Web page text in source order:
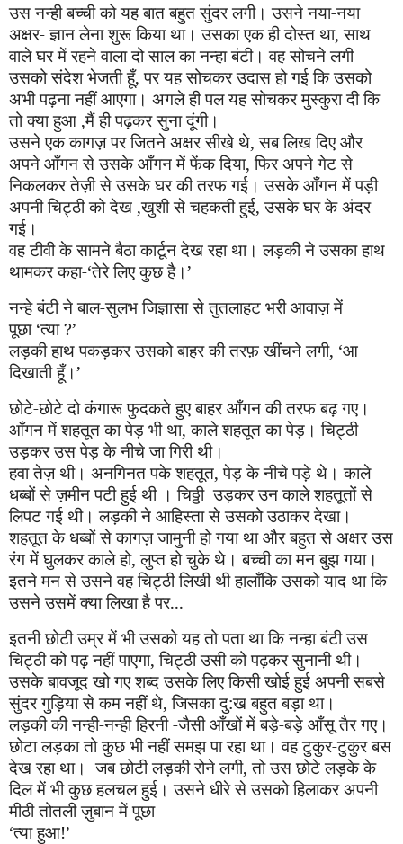
उस नन्ही बच्ची को यह बात बहुत सुंदर लगी। उसने नया-नया
अक्षर-ज्ञान लेना शुरू किया था। उसका एक ही दोस्त था,साथ
वाले घर में रहने वाला दो साल का नन्हा बंटी। वह सोचने लगी
उसको संदेश भेजती हूँ,पर यह सोचकर उदास हो गई कि उसको
अभी पढ़ना नहीं आएगा। अगले ही पल यह सोचकर मुस्कुरा दी कि
तो क्या हुआ ,मैं ही पढ़कर सुना दूंगी।
उसने एक कागज़ पर जितने अक्षर सीखे थे,सब लिख दिए और
अपने आँगन से उसके आँगन में फेंक दिया,फिर अपने गेट से
निकलकर तेज़ी से उसके घर की तरफ गई। उसके आँगन में पड़ी
अपनी चिट्ठी को देख ,खुशी से चहकती हुई,उसके घर के अंदर
गई।
वह टीवी के सामने बैठा कार्टून देख रहा था। लड़की ने उसका हाथ
थामकरकहा-‘तेरे लिए कुछ है।’
नन्हे बंटी ने बाल-सुलभ जिज्ञासा से तुतलाहट भरी आवाज़ में
पूछा‘त्या?’
लड़की हाथ पकड़करउसको बाहर की तरफ़ खींचने लगी, ‘आ
दिखाती हूँ।’
छोटे-छोटे दो कंगारू फुदकते हुए बाहर आँगन की तरफ बढ़ गए।
आँगन में शहतूत का पेड़ भी था,काले शहतूत का पेड़। चिट्ठी
उड़कर उस पेड़ के नीचे जा गिरी थी।
हवा तेज़ थी। अनगिनत पके शहतूत,पेड़ के नीचे पड़े थे। काले
धब्बों से ज़मीन पटी हुई थी । चिठ्ठी उड़कर उन काले शहतूतों से
लिपट गई थी। लड़की ने आहिस्ता से उसको उठाकर देखा।
शहतूत के धब्बों से कागज़ जामुनी हो गया था और बहुत से अक्षर उस
रंग में घुलकर काले हो,लुप्त हो चुके थे। बच्ची का मन बुझ गया।
इतने मन से उसने वह चिट्ठी लिखी थी हालाँकि उसको याद था कि
उसने उसमें क्या लिखा है पर...
इतनी छोटी उम्र में भी उसको यह तो पता था कि नन्हा बंटी उस
चिट्ठी को पढ़ नहीं पाएगा,चिट्ठी उसी को पढ़कर सुनानी थी।
उसके बावजूद खो गए शब्द उसके लिए किसी खोई हुई अपनी सबसे
सुंदर गुड़िया से कम नहीं थे,जिसका दु:ख बहुत बड़ा था।
लड़की की नन्ही-नन्ही हिरनी-जैसी आँखों में बड़े-बड़े आँसू तैर गए।
छोटा लड़का तो कुछ भी नहीं समझ पा रहा था। वह टुकुर-टुकुर बस
देख रहा था। जब छोटी लड़की रोने लगी, तो उस छोटे लड़के के
दिल में भी कुछ हलचल हुई। उसने धीरे से उसको हिलाकर अपनी
मीठी तोतली ज़ुबान में पूछा
‘त्या हुआ!’